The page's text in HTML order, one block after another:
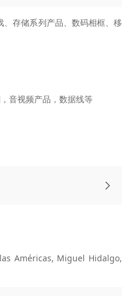
存储系列产品、数码相框、移
音视频产品，数据线等
Américas, Miguel Hidalgo,